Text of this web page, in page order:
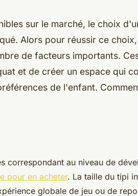
sur le marché, le choix
Alors pour réussir ce
de facteurs importants.
et de créer un espace qui
de l'enfant.
correspondant au niveau de
pour en acheter. La taille du tipi
globale de jeu ou de